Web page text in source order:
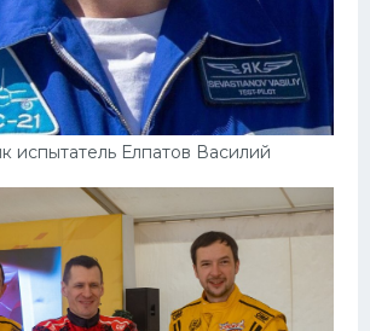
испытатель Елпатов Василий